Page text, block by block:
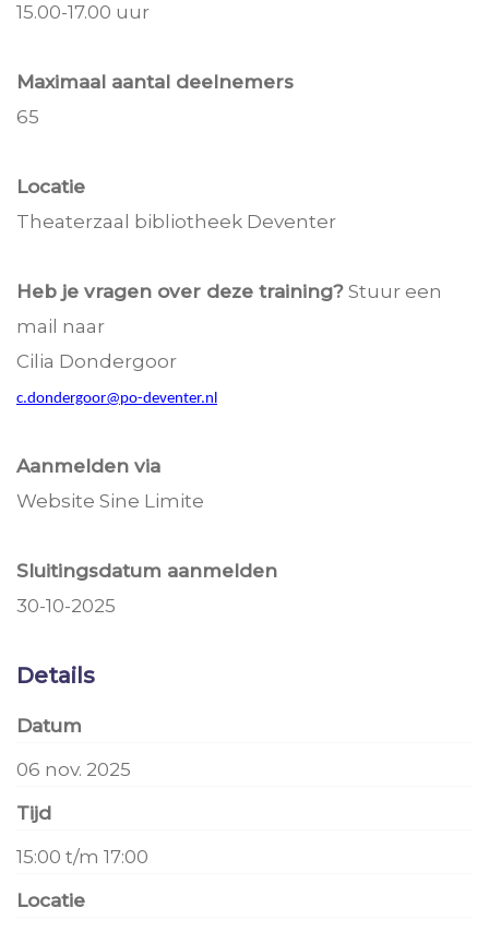
15.00-17.00 uur
Maximaal aantal deelnemers
65
Locatie
Theaterzaal bibliotheek Deventer
Heb je vragen over deze training? Stuur een
mail naar
Cilia Dondergoor
c.dondergoor@po-deventer.nl
Aanmelden via
Website Sine Limite
Sluitingsdatum aanmelden
30-10-2025
Details
Datum
06 nov. 2025
Tijd
15:00 t/m 17:00
Locatie